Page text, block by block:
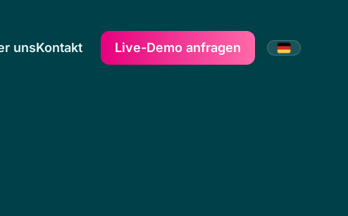
unsKontakt Live-Demo anfragen